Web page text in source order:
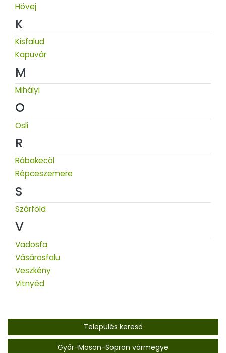
Hövej
K
Kisfalud
Kapuvár
M
Mihályi
O
Osli
R
Rábakecöl
Répceszemere
S
Szárföld
V
Vadosfa
Vásárosfalu
Veszkény
Vitnyéd
Település kereső
Győr-Moson-Sopron vármegye